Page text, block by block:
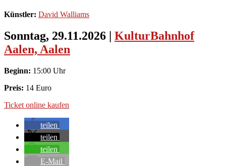
Künstler: David Walliams
Sonntag, 29.11.2026 | KulturBahnhof
Aalen, Aalen
Beginn: 15:00 Uhr
Preis: 14 Euro
Ticket online kaufen
teilen
teilen
teilen
E-Mail